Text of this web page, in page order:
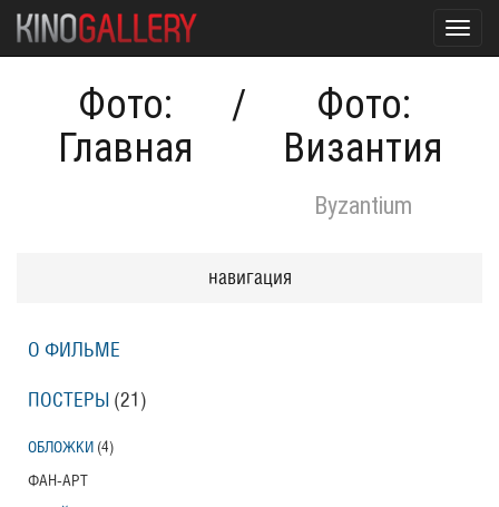
Фото:
Главная
/
Фото:
Византия
Byzantium
навигация
О ФИЛЬМЕ
ПОСТЕРЫ (21)
ОБЛОЖКИ (4)
ФАН-АРТ